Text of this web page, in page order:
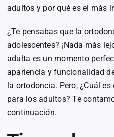
adultos y por qué es el más
¿Te pensabas que la
adolescentes? ¡Nada más
adulta es un momento
apariencia y funcionalidad
la ortodoncia. Pero, ¿Cuál
para los adultos? Te
continuación.